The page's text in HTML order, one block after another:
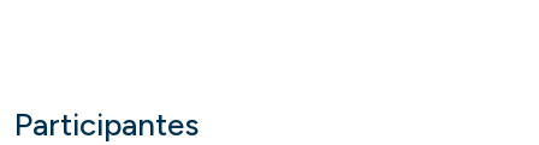
Participantes